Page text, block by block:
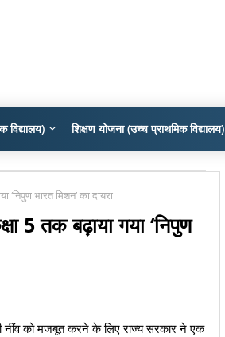
विद्यालय) शिक्षण योजना (उच्च प्राथमिक विद्यालय)
‘निपुण भारत मिशन’ का दायरा
5 तक बढ़ाया गया ‘निपुण
नींव को मजबूत करने के लिए राज्य सरकार ने एक